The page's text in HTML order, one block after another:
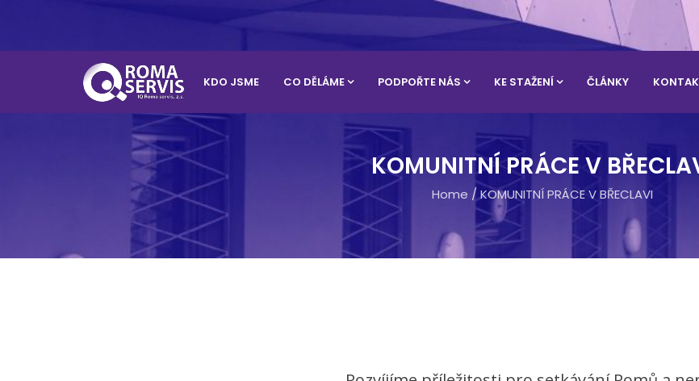
KDO JSME CO DĚLÁME PODPOŘTE NÁS KE STAŽENÍ ČLÁNKY
KOMUNITNÍ PRÁCE V
Home / KOMUNITNÍ PRÁCE V BŘECLAVI